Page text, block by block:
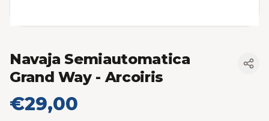
Navaja Semiautomatica
Grand Way- Arcoiris
€29,00